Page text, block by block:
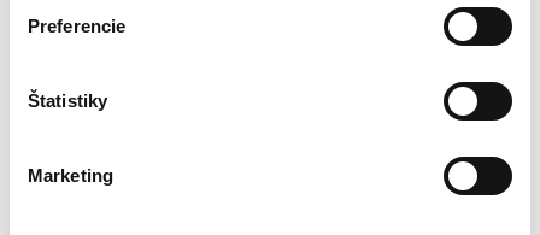
Preferencie
Štatistiky
Marketing